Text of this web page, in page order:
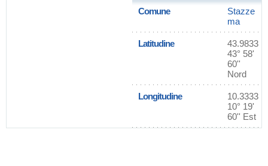
Comune
Stazze
ma
Latitudine
43.9833
43° 58'
60''
Nord
Longitudine
10.3333
10° 19'
60'' Est